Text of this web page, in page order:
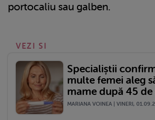
portocaliu sau galben.
VEZI SI
Specialiștii
multe femei aleg
mame după 45 de
MARIANA VOINEA | VINERI,